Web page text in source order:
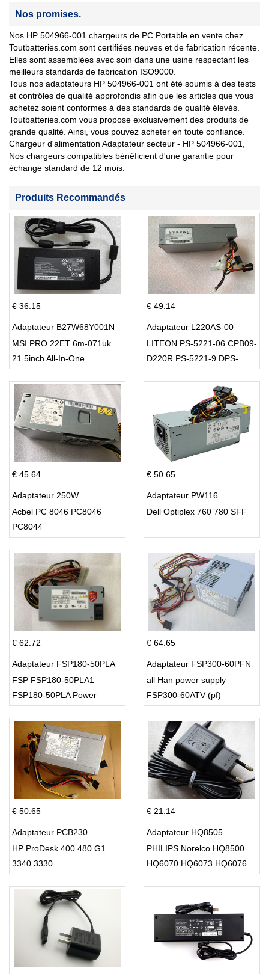
Nos promises.
Nos HP 504966-001 chargeurs de PC Portable en vente chez
Toutbatteries.com sont certifiées neuves et de fabrication récente.
Elles sont assemblées avec soin dans une usine respectant les
meilleurs standards de fabrication ISO9000.
Tous nos adaptateurs HP 504966-001 ont été soumis à des tests
et contrôles de qualité approfondis afin que les articles que vous
achetez soient conformes à des standards de qualité élevés.
Toutbatteries.com vous propose exclusivement des produits de
grande qualité. Ainsi, vous pouvez acheter en toute confiance.
Chargeur d'alimentation Adaptateur secteur - HP 504966-001,
Nos chargeurs compatibles bénéficient d'une garantie pour
échange standard de 12 mois.
Produits Recommandés
€ 36.15
Adaptateur B27W68Y001N
MSI PRO 22ET 6m-071uk
21.5inch All-In-One
€ 49.14
Adaptateur L220AS-00
LITEON PS-5221-06 CPB09-
D220R PS-5221-9 DPS-
€ 45.64
Adaptateur 250W
Acbel PC 8046 PC8046
PC8044
€ 50.65
Adaptateur PW116
Dell Optiplex 760 780 SFF
€ 62.72
Adaptateur FSP180-50PLA
FSP FSP180-50PLA1
FSP180-50PLA Power
€ 64.65
Adaptateur FSP300-60PFN
all Han power supply
FSP300-60ATV (pf)
€ 50.65
Adaptateur PCB230
HP ProDesk 400 480 G1
3340 3330
€ 21.14
Adaptateur HQ8505
PHILIPS Norelco HQ8500
HQ6070 HQ6073 HQ6076